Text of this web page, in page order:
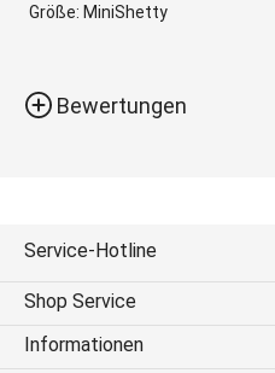
Größe: MiniShetty
Bewertungen
Service-Hotline
Shop Service
Informationen